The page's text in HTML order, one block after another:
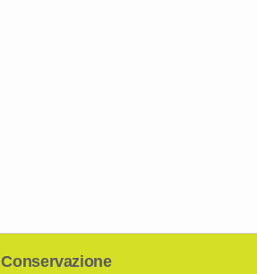
Conservazione